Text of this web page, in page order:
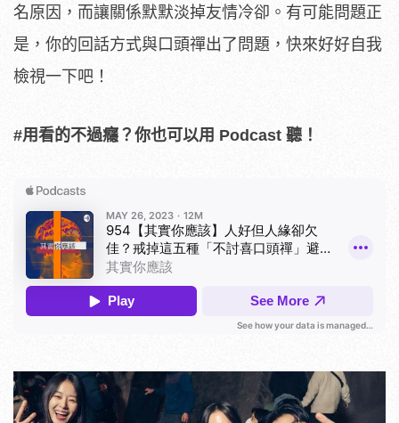
名原因，而讓關係默默淡掉友情冷卻。有可能問題正
是，你的回話方式與口頭禪出了問題，快來好好自我
檢視一下吧！
#用看的不過癮？你也可以用 Podcast 聽！